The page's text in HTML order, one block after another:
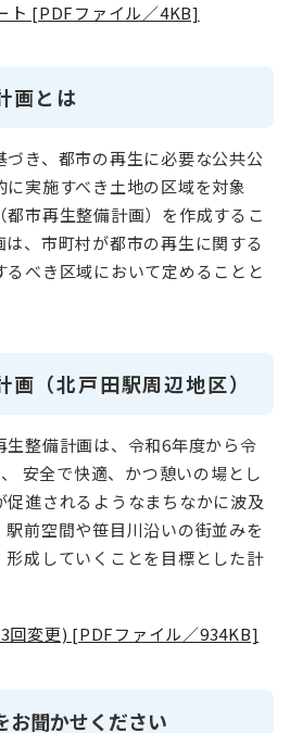
ト [PDFファイル／4KB]
画とは
き、都市の再生に必要な公共公
実施すべき土地の区域を対象
市再生整備計画）を作成するこ
、市町村が都市の再生に関する
べき区域において定めることと
画（北戸田駅周辺地区）
整備計画は、令和6年度から令
安全で快適、かつ憩いの場とし
進されるようなまちなかに波及
前空間や笹目川沿いの街並みを
成していくことを目標とした計
回変更) [PDFファイル／934KB]
お聞かせください